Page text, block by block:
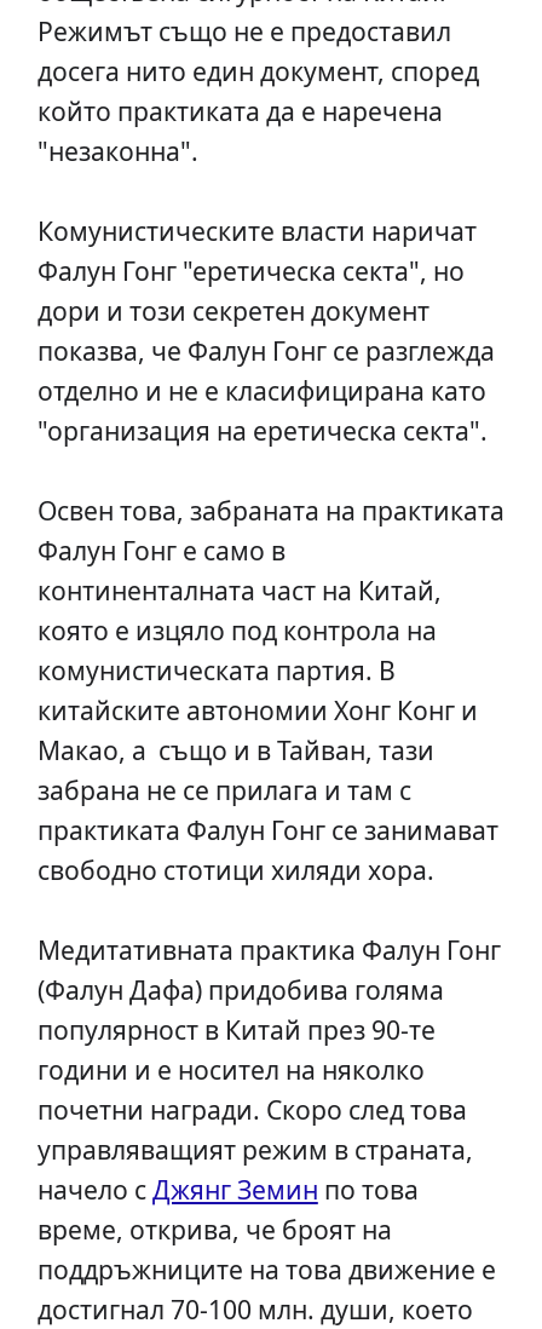
Режимът също не е предоставил
досега нито един документ, според
който практиката да е наречена
"незаконна".
Комунистическите власти наричат
Фалун Гонг "еретическа секта", но
дори и този секретен документ
показва, че Фалун Гонг се разглежда
отделно и не е класифицирана като
"организация на еретическа секта".
Освен това, забраната на практиката
Фалун Гонг е само в
континенталната част на Китай,
която е изцяло под контрола на
комунистическата партия. В
китайските автономии Хонг Конг и
Макао, а също и в Тайван, тази
забрана не се прилага и там с
практиката Фалун Гонг се занимават
свободно стотици хиляди хора.
Медитативната практика Фалун Гонг
(Фалун Дафа) придобива голяма
популярност в Китай през 90-те
години и е носител на няколко
почетни награди. Скоро след това
управляващият режим в страната,
начело сДжянг Земин по това
време, открива, че броят на
поддръжниците на това движение е
достигнал 70-100 млн. души, което